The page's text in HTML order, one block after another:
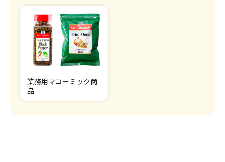
業務用マコーミック商
品